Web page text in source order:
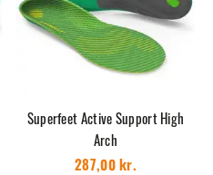
Superfeet Active Support High
Arch
287,00 kr.